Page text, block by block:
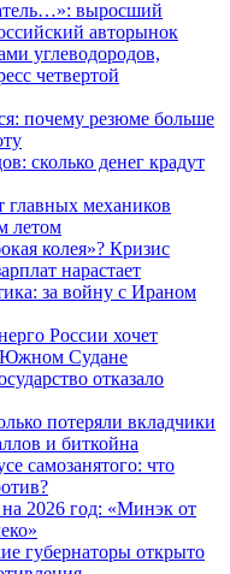
выросший
авторынок
углеводородов,
четвертой
почему резюме больше
сколько денег крадут
механиков
летом
колея»? Кризис
нарастает
за войну с Ираном
России хочет
Южном Судане
отказало
потеряли вкладчики
и биткойна
самозанятого: что
2026 год: «Минэк от
губернаторы открыто